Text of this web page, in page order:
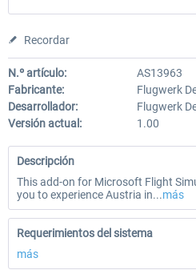
Recordar
N.º artículo:
AS13963
Fabricante:
Flugwerk
Desarrollador:
Flugwerk
Versión actual:
1.00
Descripción
This add-on for Microsoft Flight
you to experience Austria in...más
Requerimientos del sistema
más